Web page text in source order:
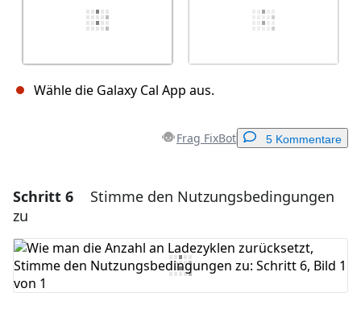
Wähle die Galaxy Cal App aus.
Frag FixBot 5 Kommentare
Einen Kommentar hinzufügen
Kommentar hinzufügen
Schritt 6
Stimme den Nutzungsbedingungen
zu